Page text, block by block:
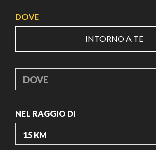
DOVE
INTORNO A TE
DOVE
NEL RAGGIO DI